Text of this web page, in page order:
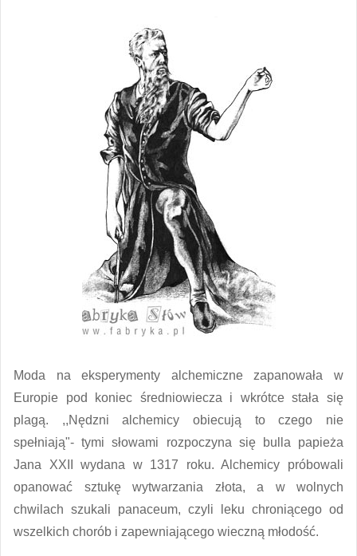
Moda na eksperymenty alchemiczne zapanowała w
Europie pod koniec średniowiecza i wkrótce stała się
plagą. ,,Nędzni alchemicy obiecują to czego nie
spełniają"- tymi słowami rozpoczyna się bulla papieża
Jana XXII wydana w 1317 roku. Alchemicy próbowali
opanować sztukę wytwarzania złota, a w wolnych
chwilach szukali panaceum, czyli leku chroniącego od
wszelkich chorób i zapewniającego wieczną młodość.